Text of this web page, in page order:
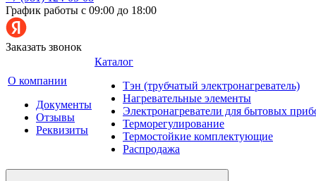
График работы с 09:00 до 18:00
Заказать звонок
О компании
Документы
Отзывы
Реквизиты
Каталог
Тэн (трубчатый электронагреватель)
Нагревательные элементы
Электронагреватели для бытовых
Терморегулирование
Термостойкие комплектующие
Распродажа